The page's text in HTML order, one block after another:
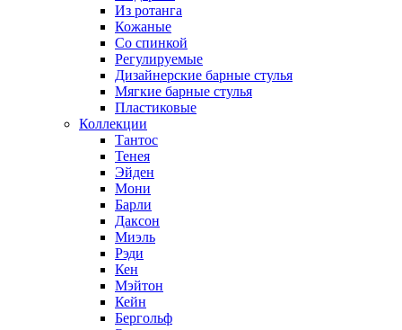
Из ротанга
Кожаные
Со спинкой
Регулируемые
Дизайнерские барные стулья
Мягкие барные стулья
Пластиковые
Коллекции
Тантос
Тенея
Эйден
Мони
Барли
Даксон
Миэль
Рэди
Кен
Мэйтон
Кейн
Бергольф